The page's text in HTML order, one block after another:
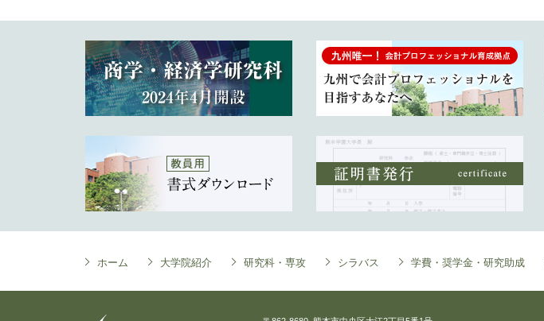
ホーム 大学院紹介 研究科・専攻 シラバス 学費・奨学金・研究助成